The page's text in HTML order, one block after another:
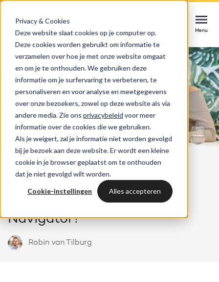
Privacy & Cookies
Deze website slaat cookies op je computer op.
Deze cookies worden gebruikt om informatie te
verzamelen over hoe je met onze website omgaat
en om je te onthouden. We gebruiken deze
informatie om je surfervaring te verbeteren, te
personaliseren en voor analyse en meetgegevens
over onze bezoekers, zowel op deze website als via
andere media. Zie ons privacybeleid voor meer
informatie over de cookies die we gebruiken.
Als je weigert, zal je informatie niet worden gevolgd
bij je bezoek aan deze website. Er wordt een kleine
cookie in je browser geplaatst om te onthouden
dat je niet gevolgd wilt worden.
Cookie-instellingen Alles accepteren
Menu
Menu
Services
HubSpot implementatie
Soepel starten, direct impact maken
Websites & portals
Een website die jouw business laat groeien
HubSpot integraties
Groei strategie
Cases
Branches
Blog
Laatste nieuws & updates
Over ons
HubSpot
Menu
Could not loads results. Please refresh the
page.
Terug naar overzicht
laatst geupdatet: 25/11/2025
Wat is LinkedIn Sales
Navigator?
Robin van Tilburg